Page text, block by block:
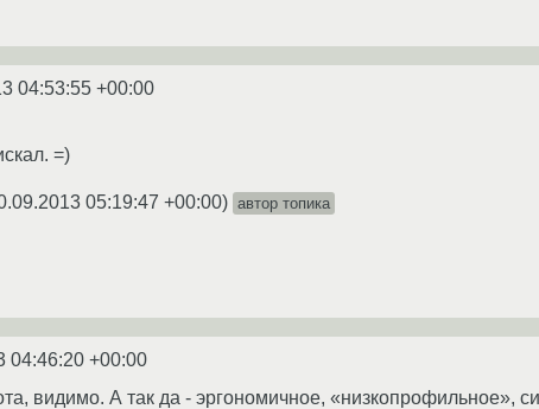
04:53:55 +00:00
=)
05:19:47 +00:00) автор топика
04:46:20 +00:00
видимо. А так да - эргономичное, «низкопрофильное»,